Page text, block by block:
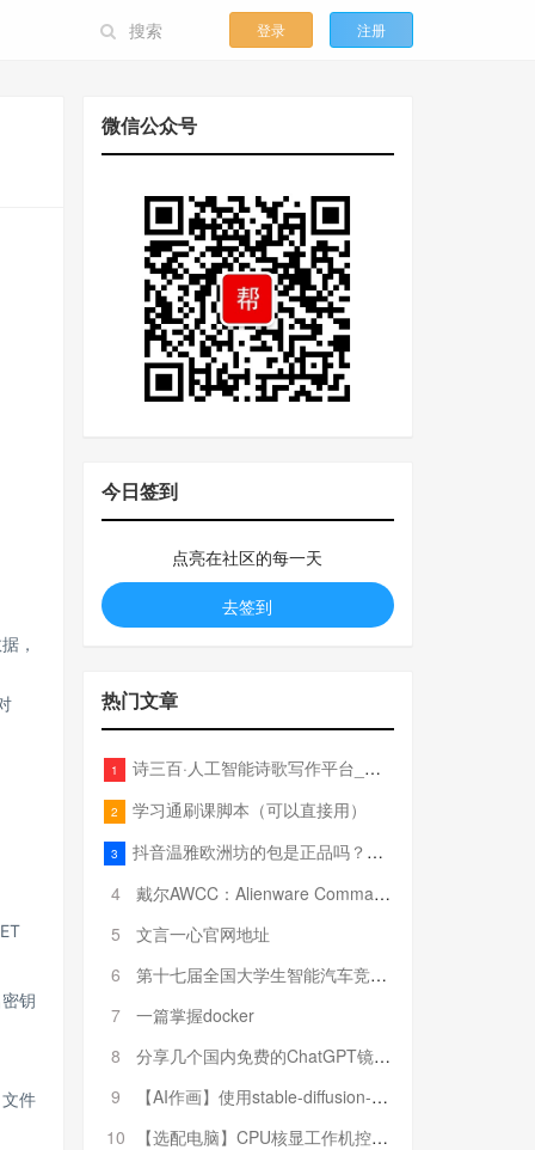
登录 注册
，
钥
件
微信公众号
今日签到
点亮在社区的每一天
去签到
热门文章
1 诗三百·人工智能诗歌写作平台_在线作诗机_藏头诗生成器_电脑对联_姓名作诗
2 学习通刷课脚本（可以直接用）
3
抖音温雅欧洲坊的包是正品吗？温雅卖的包为啥那么便宜？
4
戴尔AWCC：Alienware Command Center 故障排除方法，里面附有超全详解呦，快来快来，欢迎观看~
5
文言一心官网地址
6
第十七届全国大学生智能汽车竞赛全国总决赛参赛队伍奖项公告
7
一篇掌握docker
8
分享几个国内免费的ChatGPT镜像网址(亲测有效-4月25日更新)
9
【AI作画】使用stable-diffusion-webui搭建AI作画平台
10
【选配电脑】CPU核显工作机控制预算5000